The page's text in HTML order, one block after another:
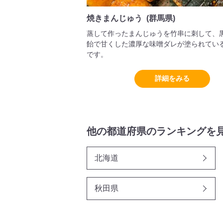
焼きまんじゅう (群馬県)
蒸して作ったまんじゅうを竹串に刺して、
飴で甘くした濃厚な味噌ダレが塗られてい
です。
詳細をみる
他の都道府県のランキングを
北海道
秋田県